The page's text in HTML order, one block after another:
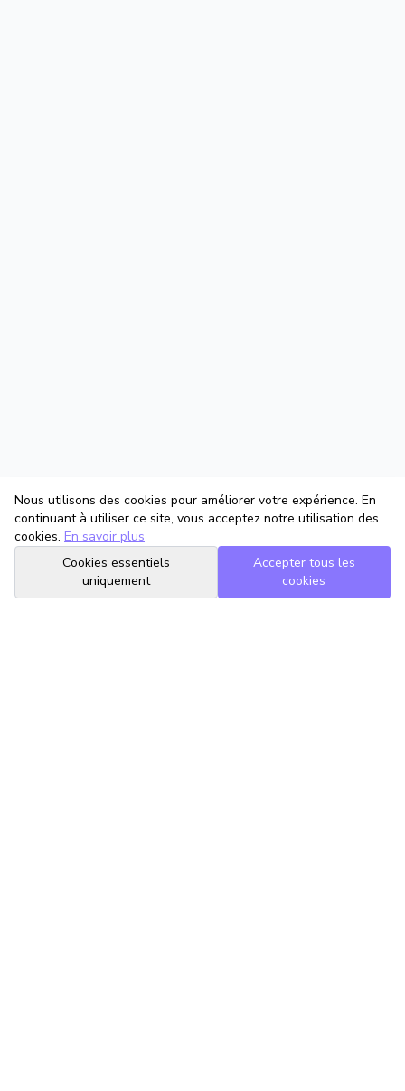
Nous utilisons des cookies pour améliorer votre expérience. En
continuant à utiliser ce site, vous acceptez notre utilisation des
cookies. En savoir plus
Cookies essentiels
uniquement
Accepter tous les
cookies